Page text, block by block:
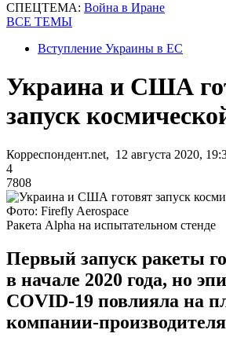
СПЕЦТЕМА: Война в Иране
ВСЕ ТЕМЫ
Вступление Украины в ЕС
Украина и США
запуск
Корреспондент.net, 12 августа 2020,
4
7808
Фото: Firefly Aerospace
Ракета Alpha на испытательном стенде
Первый запуск ракеты
в начале 2020 года, но
COVID-19 повлияла на
компании-